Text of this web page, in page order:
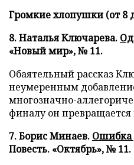
Громкие хлопушки (от 8
8. Наталья Ключарева.
«Новый мир», № 11.
Обаятельный рассказ
неумеренным
многозначно-
финалу он
7. Борис Минаев. Ошибка
Повесть. «Октябрь», № 11.